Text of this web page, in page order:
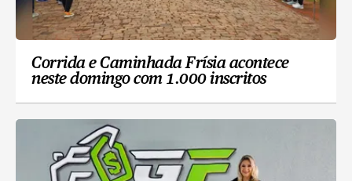
Corrida e Caminhada Frísia acontece
neste domingo com 1.000 inscritos